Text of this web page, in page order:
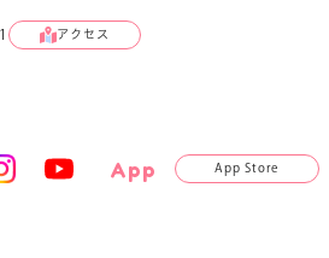
アクセス
App App Store